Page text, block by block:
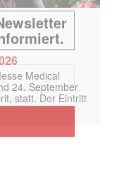
Medical
24. September
statt. Der Eintritt